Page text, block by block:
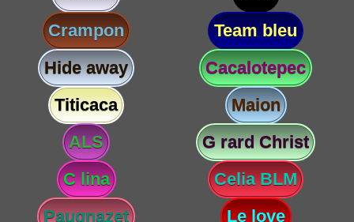
Crampon
Team bleu
Hide away
Cacalotepec
Titicaca
Maion
ALS
G rard Christ
C lina
Celia BLM
Paugnazet
Le love